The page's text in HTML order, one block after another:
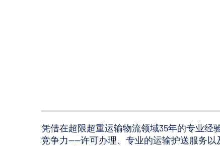
凭借在超限超重运输物流领域35年的专业
竞争力——许可办理、专业的运输护送服务以